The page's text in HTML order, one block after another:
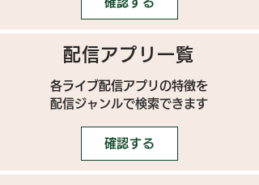
配信アプリ一覧
各ライブ配信アプリの特徴を
配信ジャンルで検索できます
確認する